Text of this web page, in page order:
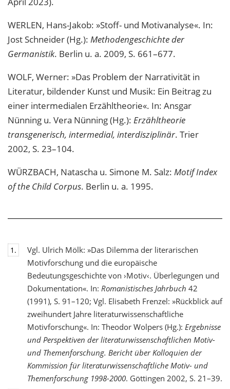
WERLEN, Hans-Jakob: »Stoff- und Motivanalyse«. In:
Jost Schneider (Hg.): Methodengeschichte der
Germanistik. Berlin u. a. 2009, S. 661–677.
WOLF, Werner: »Das Problem der Narrativität in
Literatur, bildender Kunst und Musik: Ein Beitrag zu
einer intermedialen Erzähltheorie«. In: Ansgar
Nünning u. Vera Nünning (Hg.): Erzähltheorie
transgenerisch, intermedial, interdisziplinär. Trier
2002, S. 23–104.
WÜRZBACH, Natascha u. Simone M. Salz: Motif Index
of the Child Corpus. Berlin u. a. 1995.
1.
Vgl. Ulrich Mölk: »Das Dilemma der literarischen
Motivforschung und die europäische
Bedeutungsgeschichte von ›Motiv‹. Überlegungen und
Dokumentation«. In: Romanistisches Jahrbuch 42
(1991), S. 91–120; Vgl. Elisabeth Frenzel: »Rückblick auf
zweihundert Jahre literaturwissenschaftliche
Motivforschung«. In: Theodor Wolpers (Hg.): Ergebnisse
und Perspektiven der literaturwissenschaftlichen Motiv-
und Themenforschung. Bericht über Kolloquien der
Kommission für literaturwissenschaftliche Motiv- und
Themenforschung 1998-2000. Göttingen 2002, S. 21–39.